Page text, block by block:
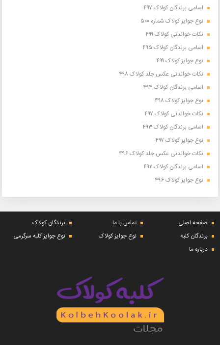
اسامی برندگان کولاک ۴۹۷
نوع جوایز کولاک شماره ۵۰۰
نکات خواندنی کولاک ۴۹۹
اسامی برندگان کولاک ۴۹۵
نوع جوایز کولاک ۴۹۹
نکات خواندنی عکس جلد کولاک ۴۹۸
اسامی برندگان کولاک ۴۹۴
نوع جوایز کولاک ۴۹۸
نکات خواندنی کولاک ۴۹۷
اسامی برندگان کولاک ۴۹۳
نوع جوایز کولاک ۴۹۷
نکات خواندنی عکس جلد کولاک ۴۹۶
اسامی برندگان کولاک ۴۹۲
نوع جوایز کولاک ۴۹۶
صفحه اصلی تماس با ما
برندگان کولاک
برندگان کلبه
نوع جوایز کولاک
نوع جوایز کلبه سرگرمی
درباره ما